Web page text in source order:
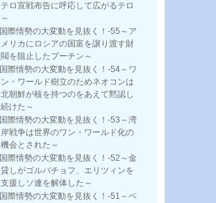
テロ宣戦布告に呼応して広がるテロ
～
国際情勢の大変動を見抜く！-55～ア
メリカにロシアの国富を譲り渡す財
閥を阻止したプーチン～
国際情勢の大変動を見抜く！-54～ワ
ン・ワールド樹立のためネオコンは
北朝鮮が核を持つのをあえて黙認し
続けた～
国際情勢の大変動を見抜く！-53～湾
岸戦争は世界のワン・ワールド化の
機会とされた～
国際情勢の大変動を見抜く！-52～金
貸しがゴルバチョフ、エリツィンを
支援しソ連を解体した～
国際情勢の大変動を見抜く！-51～ベ